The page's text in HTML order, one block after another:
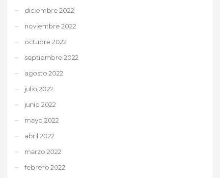
diciembre 2022
noviembre 2022
octubre 2022
septiembre 2022
agosto 2022
julio 2022
junio 2022
mayo 2022
abril 2022
marzo 2022
febrero 2022